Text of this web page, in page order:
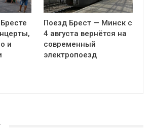
и
Поезд Брест — Минск с
4 августа вернётся на
современный
электропоезд